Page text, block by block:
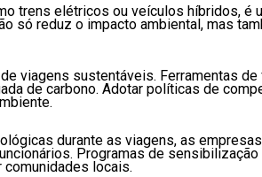
trens elétricos ou veículos híbridos,
só reduz o impacto ambiental, mas
viagens sustentáveis. Ferramentas
de carbono. Adotar políticas de
durante as viagens, as
Programas de
locais.